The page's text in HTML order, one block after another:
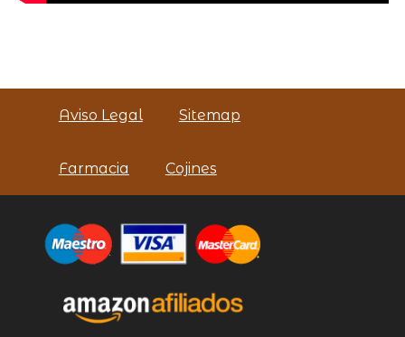
Aviso Legal Sitemap
Farmacia Cojines